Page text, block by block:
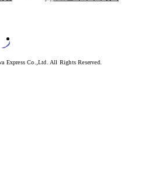
Express Co.,Ltd. All Rights Reserved.